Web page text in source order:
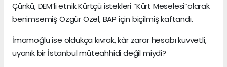
Çünkü, DEM’li etnik Kürtçü istekleri “Kürt Meselesi”olarak
benimsemiş Özgür Özel, BAP için biçilmiş kaftandı.
İmamoğlu ise oldukça kıvrak, kâr zarar hesabı kuvvetli,
uyanık bir İstanbul müteahhidi değil miydi?